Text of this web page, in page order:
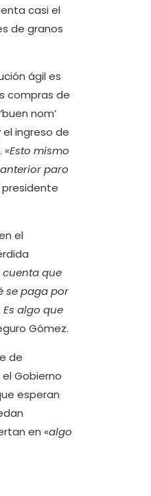
casi el
de granos
ágil es
compras de
nom’
ingreso de
«Esto mismo
paro
el
cuenta que
se paga por
algo que
Gómez.
de
Gobierno
esperan
en «algo